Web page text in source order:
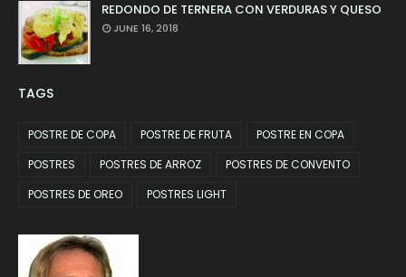
REDONDO DE TERNERA CON VERDURAS Y QUESO
JUNE 16, 2018
TAGS
POSTRE DE COPA POSTRE DE FRUTA
POSTRE EN COPA
POSTRES
POSTRES DE ARROZ
POSTRES DE CONVENTO
POSTRES DE OREO
POSTRES LIGHT